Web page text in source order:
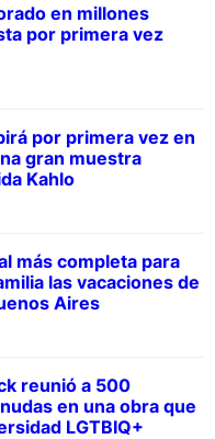
en millones
por primera vez
por primera vez en
gran muestra
Kahlo
más completa para
las vacaciones de
Aires
reunió a 500
en una obra que
LGTBIQ+